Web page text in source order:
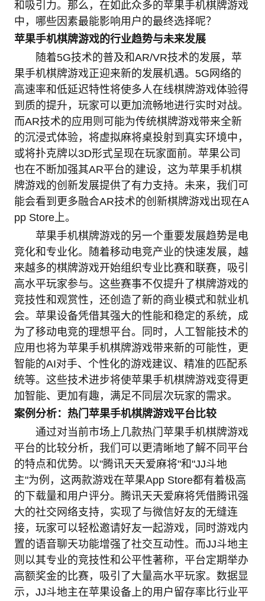
和吸引力。那么，在如此众多的苹果手机棋牌游戏
中，哪些因素最能影响用户的最终选择呢？
苹果手机棋牌游戏的行业趋势与未来发展
随着5G技术的普及和AR/VR技术的发展，苹
果手机棋牌游戏正迎来新的发展机遇。5G网络的
高速率和低延迟特性将使多人在线棋牌游戏体验得
到质的提升，玩家可以更加流畅地进行实时对战。
而AR技术的应用则可能为传统棋牌游戏带来全新
的沉浸式体验，将虚拟麻将桌投射到真实环境中，
或将扑克牌以3D形式呈现在玩家面前。苹果公司
也在不断加强其AR平台的建设，这为苹果手机棋
牌游戏的创新发展提供了有力支持。未来，我们可
能会看到更多融合AR技术的创新棋牌游戏出现在A
pp Store上。
苹果手机棋牌游戏的另一个重要发展趋势是电
竞化和专业化。随着移动电竞产业的快速发展，越
来越多的棋牌游戏开始组织专业比赛和联赛，吸引
高水平玩家参与。这些赛事不仅提升了棋牌游戏的
竞技性和观赏性，还创造了新的商业模式和就业机
会。苹果设备凭借其强大的性能和稳定的系统，成
为了移动电竞的理想平台。同时，人工智能技术的
应用也将为苹果手机棋牌游戏带来新的可能性，更
智能的AI对手、个性化的游戏建议、精准的匹配系
统等。这些技术进步将使苹果手机棋牌游戏变得更
加智能、更加有趣，满足不同层次玩家的需求。
案例分析：热门苹果手机棋牌游戏平台比较
通过对当前市场上几款热门苹果手机棋牌游戏
平台的比较分析，我们可以更清晰地了解不同平台
的特点和优势。以"腾讯天天爱麻将"和"JJ斗地
主"为例，这两款游戏在苹果App Store都有着极高
的下载量和用户评分。腾讯天天爱麻将凭借腾讯强
大的社交网络支持，实现了与微信好友的无缝连
接，玩家可以轻松邀请好友一起游戏，同时游戏内
置的语音聊天功能增强了社交互动性。而JJ斗地主
则以其专业的竞技性和公平性著称，平台定期举办
高额奖金的比赛，吸引了大量高水平玩家。数据显
示，JJ斗地主在苹果设备上的用户留存率比行业平